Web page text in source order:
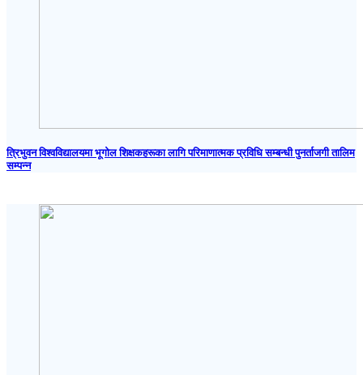
त्रिभुवन विश्वविद्यालयमा भूगोल शिक्षकहरूका लागि परिमाणात्मक प्रविधि सम्बन्धी पुनर्ताजगी तालिम
सम्पन्न